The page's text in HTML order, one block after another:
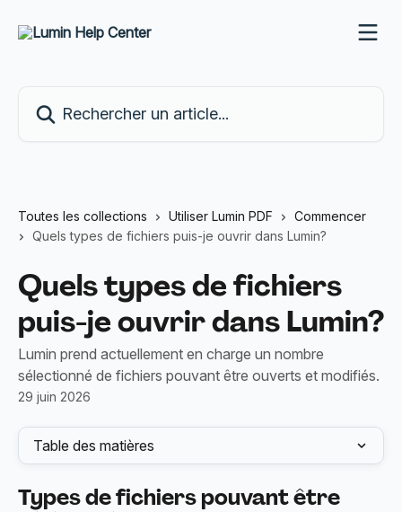
Toutes les collections Utiliser Lumin PDF
Commencer
Quels types de fichiers puis-je ouvrir dans Lumin?
Quels types de fichiers
puis-je ouvrir dans Lumin?
Lumin prend actuellement en charge un nombre
sélectionné de fichiers pouvant être ouverts et modifiés.
29 juin 2026
Table des matières
Types de fichiers pouvant être